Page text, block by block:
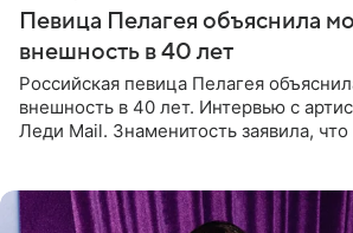
Певица Пелагея объяснила
внешность в 40 лет
Российская певица Пелагея
внешность в 40 лет. Интервью с
Леди Mail. Знаменитость заявила, что